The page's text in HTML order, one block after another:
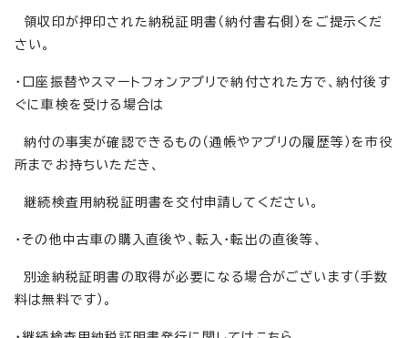
領収印が押印された納税証明書（納付書右側）をご提示くだ
さい。
・口座振替やスマートフォンアプリで納付された方で、納付後す
ぐに車検を受ける場合は
納付の事実が確認できるもの（通帳やアプリの履歴等）を市役
所までお持ちいただき、
継続検査用納税証明書を交付申請してください。
・その他中古車の購入直後や、転入・転出の直後等、
別途納税証明書の取得が必要になる場合がございます（手数
料は無料です）。